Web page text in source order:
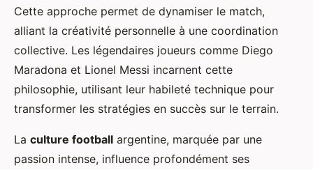
Cette approche permet de dynamiser le match,
alliant la créativité personnelle à une coordination
collective. Les légendaires joueurs comme Diego
Maradona et Lionel Messi incarnent cette
philosophie, utilisant leur habileté technique pour
transformer les stratégies en succès sur le terrain.
La culture football argentine, marquée par une
passion intense, influence profondément ses